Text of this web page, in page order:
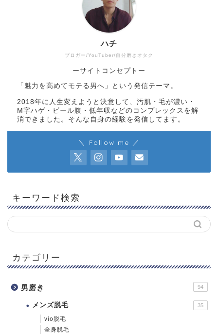
ブロガー/YouTuber/自分磨きオタク
ハチ
ーサイトコンセプトー
「魅力を高めてモテる男へ」という発信テーマ。
2018年に人生変えようと決意して、汚肌・毛が濃い・
M字ハゲ・ビール腹・低年収などのコンプレックスを解
消できました。そんな自身の経験を発信してます。
＼ Follow me ／
キーワード検索
カテゴリー
男磨き 94
メンズ脱毛 35
vio脱毛
全身脱毛